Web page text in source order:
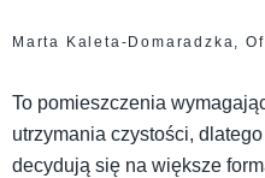
Marta Kaleta-Domaradzka,
To pomieszczenia
utrzymania czystości,
decydują się na większe